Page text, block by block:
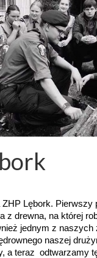
Lębork. Pierwszy
z drewna, na której
jednym z naszych
naszej
a teraz odtwarzamy